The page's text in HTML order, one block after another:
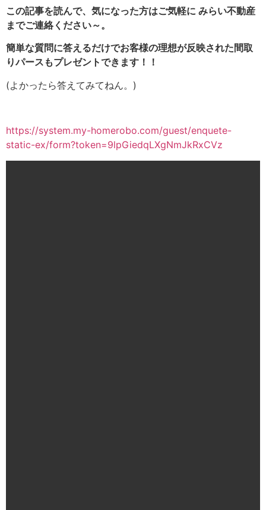
この記事を読んで、気になった方はご気軽に みらい不動産
までご連絡ください～。
簡単な質問に答えるだけでお客様の理想が反映された間取
りパースもプレゼントできます！！
(よかったら答えてみてねん。)
https://system.my-homerobo.com/guest/enquete-
static-ex/form?token=9lpGiedqLXgNmJkRxCVz